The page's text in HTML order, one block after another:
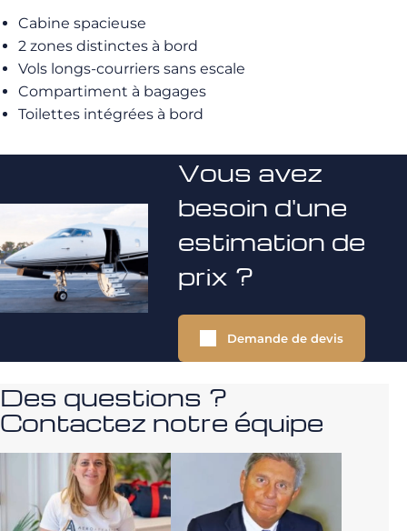
Cabine spacieuse
2 zones distinctes à bord
Vols longs-courriers sans escale
Compartiment à bagages
Toilettes intégrées à bord
Vous avez
besoin d'une
estimation de
prix ?
Demande de devis
Des questions ?
Contactez notre équipe